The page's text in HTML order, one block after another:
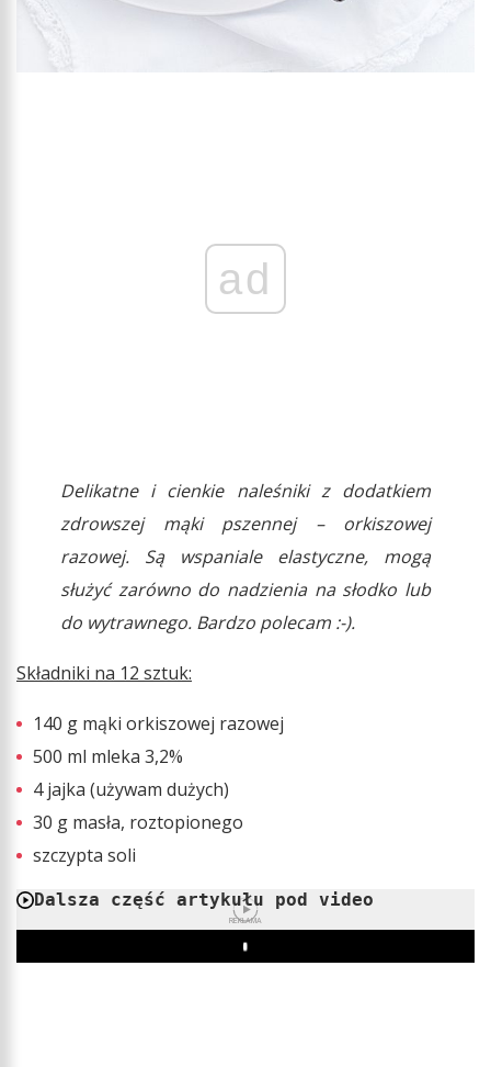
ad
Delikatne i cienkie naleśniki z dodatkiem
zdrowszej mąki pszennej – orkiszowej
razowej. Są wspaniale elastyczne, mogą
służyć zarówno do nadzienia na słodko lub
do wytrawnego. Bardzo polecam :-).
Składniki na 12 sztuk:
140 g mąki orkiszowej razowej
500 ml mleka 3,2%
4 jajka (używam dużych)
30 g masła, roztopionego
szczypta soli
Dalsza część artykułu pod video
REKLAMA
Play